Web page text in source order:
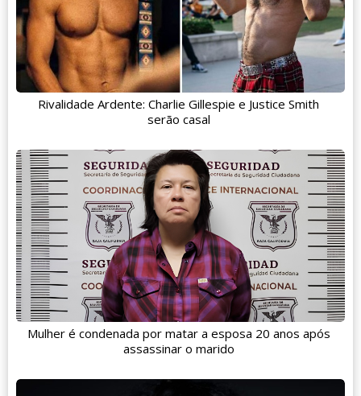
Rivalidade Ardente: Charlie Gillespie e Justice Smith
serão casal
Mulher é condenada por matar a esposa 20 anos após
assassinar o marido